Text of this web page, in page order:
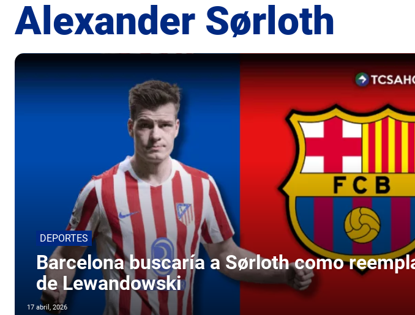
Alexander Sørloth
DEPORTES
Barcelona buscaría a Sørloth como
de Lewandowski
17 abril, 2026